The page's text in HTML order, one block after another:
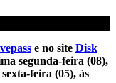
e no site Disk
segunda-feira (08),
feira (05), às